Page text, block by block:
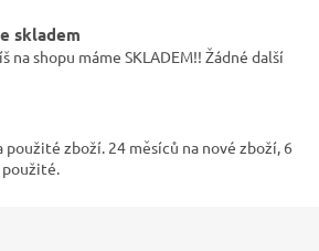
skladem
na shopu máme SKLADEM!! Žádné další
použité zboží. 24 měsíců na nové zboží, 6
použité.